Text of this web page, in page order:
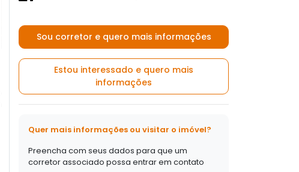
Sou corretor e quero mais informações
Estou interessado e quero mais
informações
Quer mais informações ou visitar o imóvel?
Preencha com seus dados para que um
corretor associado possa entrar em contato